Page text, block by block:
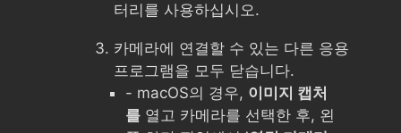
터리를 사용하십시오.
카메라에 연결할 수 있는 다른 응용
프로그램을 모두 닫습니다.
- macOS의 경우, 이미지 캡처
를 열고 카메라를 선택한 후, 왼